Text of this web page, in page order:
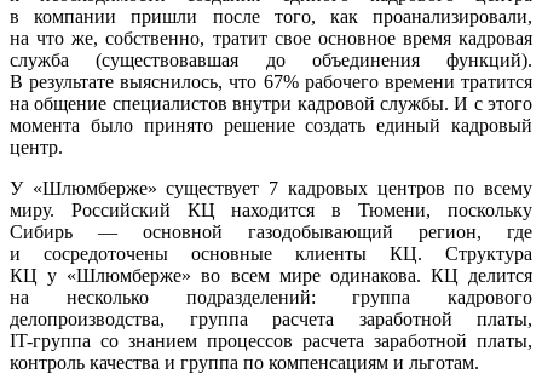
в компании пришли после того, как проанализировали,
на что же, собственно, тратит свое основное время кадровая
служба (существовавшая до объединения функций).
В результате выяснилось, что 67% рабочего времени тратится
на общение специалистов внутри кадровой службы. И с этого
момента было принято решение создать единый кадровый
центр.
У «Шлюмберже» существует 7 кадровых центров по всему
миру. Российский КЦ находится в Тюмени, поскольку
Сибирь — основной газодобывающий регион, где
и сосредоточены основные клиенты КЦ. Структура
КЦ у «Шлюмберже» во всем мире одинакова. КЦ делится
на несколько подразделений: группа кадрового
делопроизводства, группа расчета заработной платы,
IT-группа со знанием процессов расчета заработной платы,
контроль качества и группа по компенсациям и льготам.